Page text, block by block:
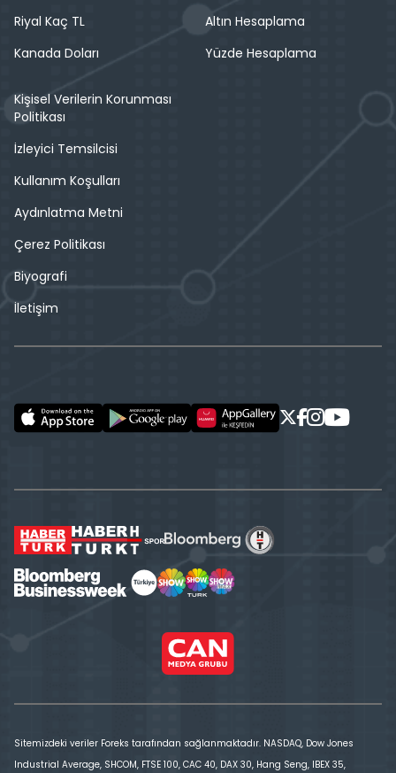
Riyal Kaç TL
Kanada Doları
Altın Hesaplama
Yüzde Hesaplama
Kişisel Verilerin Korunması
Politikası
İzleyici Temsilcisi
Kullanım Koşulları
Aydınlatma Metni
Çerez Politikası
Biyografi
İletişim
Sitemizdeki veriler Foreks tarafından sağlanmaktadır. NASDAQ, Dow Jones
Industrial Average, SHCOM, FTSE 100, CAC 40, DAX 30, Hang Seng, IBEX 35,